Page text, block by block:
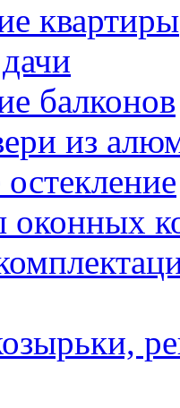
квартиры
балконов
из
оконных